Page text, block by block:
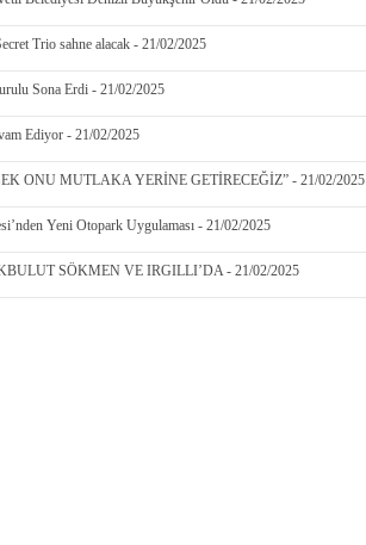
Trio sahne alacak - 21/02/2025
Sona Erdi - 21/02/2025
Ediyor - 21/02/2025
ONU MUTLAKA YERİNE GETİRECEĞİZ” - 21/02/2025
Yeni Otopark Uygulaması - 21/02/2025
SÖKMEN VE IRGILLI’DA - 21/02/2025